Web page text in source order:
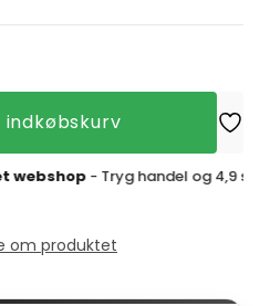
- Tryg handel og 4,9 stjerner
om produktet